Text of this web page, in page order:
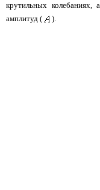
крутильных
амплитуд (
).